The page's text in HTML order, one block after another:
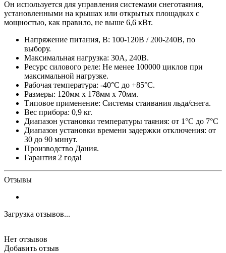
Он используется для управления системами снеготаяния,
установленными на крышах или открытых площадках с
мощностью, как правило, не выше 6,6 кВт.
Напряжение питания, В: 100-120В / 200-240В, по
выбору.
Максимальная нагрузка: 30A, 240В.
Ресурс силового реле: Не менее 100000 циклов при
максимальной нагрузке.
Рабочая температура: -40°C до +85°C.
Размеры: 120мм x 178мм x 70мм.
Типовое применение: Системы стаивания льда/снега.
Вес прибора: 0,9 кг.
Диапазон установки температуры таяния: от 1°С до 7°С
Диапазон установки времени задержки отключения: от
30 до 90 минут.
Производство Дания.
Гарантия 2 года!
Отзывы
Загрузка отзывов...
Нет отзывов
Добавить отзыв